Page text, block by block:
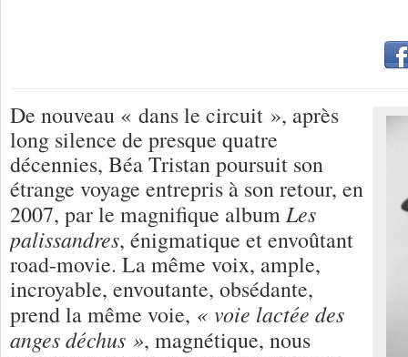
De nouveau « dans le circuit », après
long silence de presque quatre
décennies, Béa Tristan poursuit son
étrange voyage entrepris à son retour, en
2007, par le magnifique album Les
palissandres, énigmatique et envoûtant
road-movie. La même voix, ample,
incroyable, envoutante, obsédante,
prend la même voie, « voie lactée des
anges déchus », magnétique, nous